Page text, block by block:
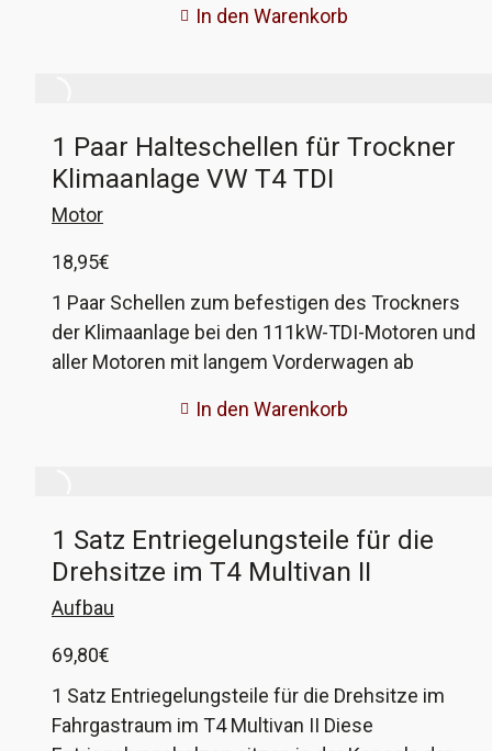
selber aufgeht. Ich habe mir dann mit diesem
essentiell wichtig ist! Bremsenreiniger oder
ähnliche Flüssigkeiten hinterlassen Rückstände
auf der Scheibe, was unweigerlich dazu führt,
In den Warenkorb
1 Paar Halteschellen für Trockner
Klimaanlage VW T4 TDI
Motor
18,95€
1 Paar Schellen zum befestigen des Trockners
der Klimaanlage bei den 111kW-TDI-Motoren und
aller Motoren mit langem Vorderwagen ab
Schellen sind meist völlig verrottet und fallen
Beim Anbau sind leichte Anpassungsarbeiten
erforderlich, wie das auszusehen hat bekommt
ihr in einer bebilderten Anleitung erklärt. Neue
dabei. VW-Vergleichsnummer: 7D0 820 999
In den Warenkorb
1 Satz Entriegelungsteile für die
Drehsitze im T4 Multivan II
Aufbau
69,80€
1 Satz Entriegelungsteile für die Drehsitze im
Fahrgastraum im T4 Multivan II Diese